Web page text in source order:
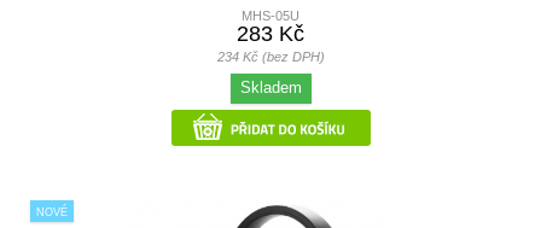
MHS-05U
283 Kč
234 Kč (bez DPH)
Skladem
NOVÉ